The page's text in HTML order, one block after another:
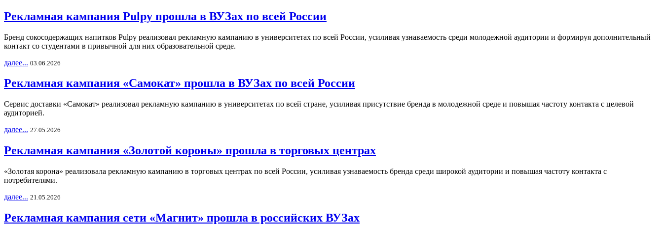
Рекламная кампания Pulpy прошла в ВУЗах по всей России
Бренд сокосодержащих напитков Pulpy реализовал рекламную кампанию в университетах по всей России, усиливая узнаваемость среди молодежной аудитории и формируя дополнительный
контакт со студентами в привычной для них образовательной среде.
далее... 03.06.2026
Рекламная кампания «Самокат» прошла в ВУЗах по всей России
Сервис доставки «Самокат» реализовал рекламную кампанию в университетах по всей стране, усиливая присутствие бренда в молодежной среде и повышая частоту контакта с целевой
аудиторией.
далее... 27.05.2026
Рекламная кампания «Золотой короны» прошла в торговых центрах
«Золотая корона» реализовала рекламную кампанию в торговых центрах по всей России, усиливая узнаваемость бренда среди широкой аудитории и повышая частоту контакта с
потребителями.
далее... 21.05.2026
Рекламная кампания сети «Магнит» прошла в российских ВУЗах